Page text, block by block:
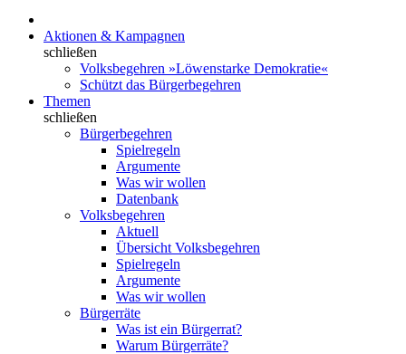
Aktionen & Kampagnen
schließen
Volksbegehren »Löwenstarke Demokratie«
Schützt das Bürgerbegehren
Themen
schließen
Bürgerbegehren
Spielregeln
Argumente
Was wir wollen
Datenbank
Volksbegehren
Aktuell
Übersicht Volksbegehren
Spielregeln
Argumente
Was wir wollen
Bürgerräte
Was ist ein Bürgerrat?
Warum Bürgerräte?